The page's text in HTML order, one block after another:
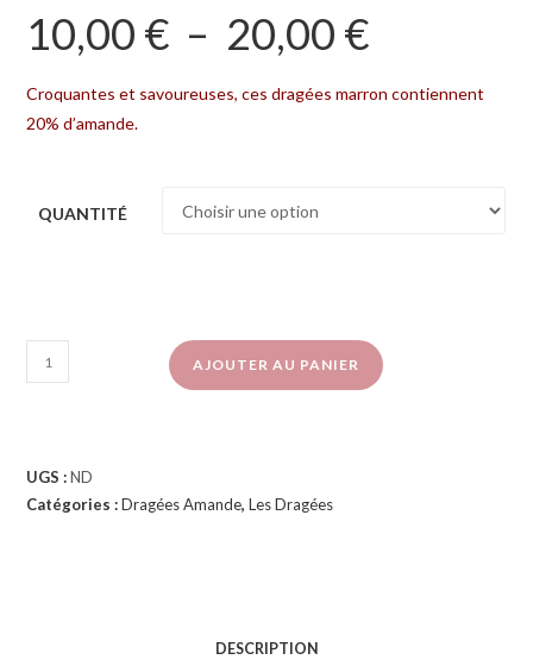
10,00 € – 20,00 €
Croquantes et savoureuses, ces dragées marron contiennent
20% d’amande.
QUANTITÉ
AJOUTER AU PANIER
UGS :ND
Catégories :Dragées Amande,Les Dragées
DESCRIPTION